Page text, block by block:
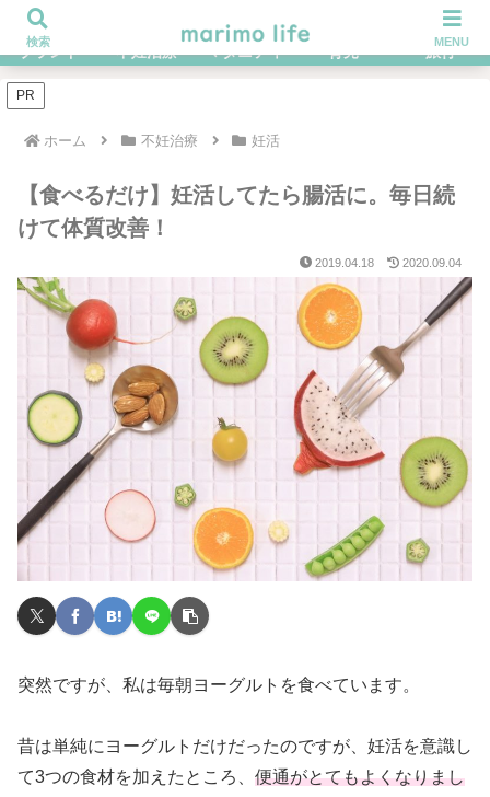
ブランド 不妊治療 マタニティ 育児 旅行
PR
ホーム 不妊治療 妊活
【食べるだけ】妊活してたら腸活に。毎日続
けて体質改善！
2019.04.18 2020.09.04
突然ですが、私は毎朝ヨーグルトを食べています。
昔は単純にヨーグルトだけだったのですが、妊活を意識し
て3つの食材を加えたところ、 便通がとてもよくなりまし
検索 MENU